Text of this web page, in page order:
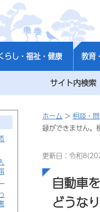
県
らし・福祉・健康 教育
サイト内検索
ホーム > 相談・
録ができません。
更新日：令和
自動車
どうな